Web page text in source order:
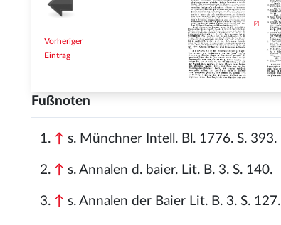
Vorheriger
Eintrag
Fußnoten
↑ s. Münchner Intell. Bl. 1776. S. 393.
↑ s. Annalen d. baier. Lit. B. 3. S. 140.
↑ s. Annalen der Baier Lit. B. 3. S. 127.